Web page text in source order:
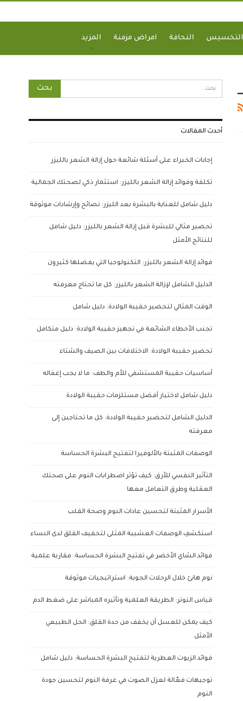
التخسيس النحافة امراض مزمنة المزيد
أحدث المقالات
إجابات الخبراء على أسئلة شائعة حول إزالة الشعر بالليزر
تكلفة وفوائد إزالة الشعر بالليزر: استثمار ذكي لصحتك الجمالية
دليل شامل للعناية بالبشرة بعد الليزر: نصائح وإرشادات موثوقة
تحضير مثالي للبشرة قبل إزالة الشعر بالليزر: دليل شامل
للنتائج الأمثل
فوائد إزالة الشعر بالليزر: التكنولوجيا التي يفضلها كثيرون
الدليل الشامل لإزالة الشعر بالليزر: كل ما تحتاج معرفته
الوقت المثالي لتحضير حقيبة الولادة: دليل شامل
تجنب الأخطاء الشائعة في تجهيز حقيبة الولادة: دليل متكامل
تحضير حقيبة الولادة: الاختلافات بين الصيف والشتاء
أساسيات حقيبة المستشفى للأم والطف: ما لا يجب إغفاله
دليل شامل لاختيار أفضل مستلزمات حقيبة الولادة
الدليل الشامل لتحضير حقيبة الولادة: كل ما تحتاجين إلى
معرفته
الوصفات المثبتة بالألوفيرا لتفتيح البشرة الحساسة
التأثير النفسي للأرق: كيف تؤثر اضطرابات النوم على صحتك
العقلية وطرق التعامل معها
الأسرار المثبتة لتحسين عادات النوم وصحة القلب
استكشفِ الوصفات العشبية المثلى لتخفيف القلق لدى النساء
فوائد الشاي الأخضر في تفتيح البشرة الحساسة: مقاربة علمية
نوم هانئ خلال الرحلات الجوية: استراتيجيات موثوقة
قياس التوتر: الطريقة العلمية وتأثيره المباشر على ضغط الدم
كيف يمكن للعسل أن يخفف من حدة القلق: الحل الطبيعي
الأمثل
فوائد الزيوت العطرية لتفتيح البشرة الحساسة: دليل شامل
توجيهات فعّالة لعزل الصوت في غرفة النوم لتحسين جودة
النوم